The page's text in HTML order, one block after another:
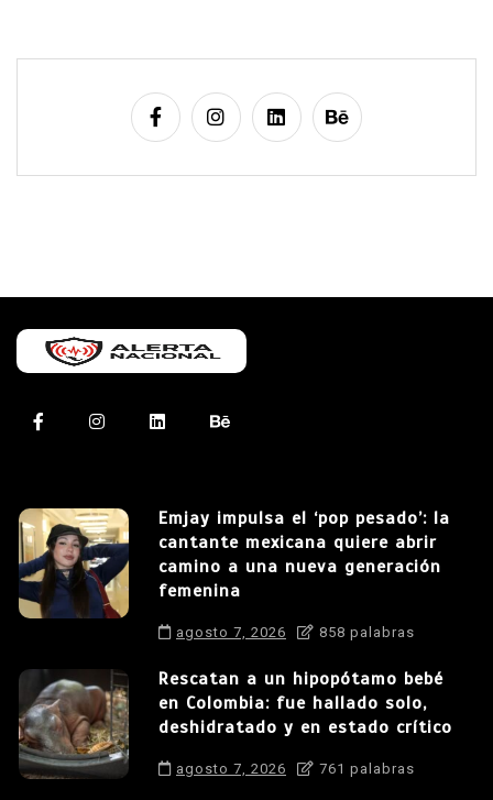
Emjay impulsa el ‘pop pesado’: la
cantante mexicana quiere abrir
camino a una nueva generación
femenina
agosto 7, 2026 858 palabras
Rescatan a un hipopótamo bebé
en Colombia: fue hallado solo,
deshidratado y en estado crítico
agosto 7, 2026 761 palabras